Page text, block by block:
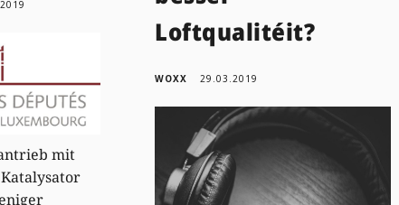
mit
Loftqualitéit?
WOXX 29.03.2019